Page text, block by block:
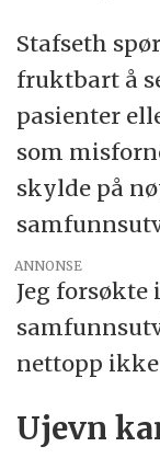
Stafseth
fruktbart å
pasienter
som
skylde på
ANNONSE
Jeg
nettopp
Ujevn